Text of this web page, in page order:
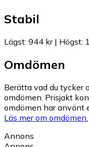
Stabil
Lägst: 944 kr| Högst:
Omdömen
Berätta vad du tycker
omdömen. Prisjakt
omdömen har använt
Läs mer om omdömen.
Annons